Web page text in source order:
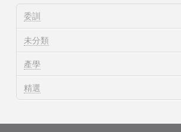
委訓
未分類
產學
精選